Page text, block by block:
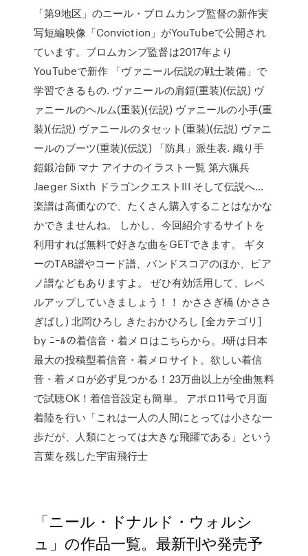
「第9地区」のニール・ブロムカンプ監督の新作実
写短編映像「Conviction」がYouTubeで公開され
ています。ブロムカンプ監督は2017年より
YouTubeで新作 「ヴァニール伝説の戦士装備」で
学習できるもの. ヴァニールの肩鎧(重装)(伝説) ヴ
ァニールのヘルム(重装)(伝説) ヴァニールの小手(重
装)(伝説) ヴァニールのタセット(重装)(伝説) ヴァニ
ールのブーツ(重装)(伝説) 「防具」派生表. 織り手
鎧鍛冶師 マナ アイナのイラスト一覧 第六猟兵
Jaeger Sixth ドラゴンクエストIII そして伝説へ…
楽譜は高価なので、たくさん購入することはなかな
かできませんね。 しかし、今回紹介するサイトを
利用すれば無料で好きな曲をGETできます。 ギタ
ーのTAB譜やコード譜、バンドスコアのほか、ピア
ノ譜などもありますよ。 ぜひ有効活用して、レベ
ルアップしていきましょう！！ かささぎ橋 (かささ
ぎばし) 北岡ひろし きたおかひろし [全カテゴリ]
by ﾆｰﾙの着信音・着メロはこちらから。J研は日本
最大の投稿型着信音・着メロサイト。欲しい着信
音・着メロが必ず見つかる！23万曲以上が全曲無料
で試聴OK！着信音設定も簡単。 アポロ11号で月面
着陸を行い「これは一人の人間にとっては小さな一
歩だが、人類にとっては大きな飛躍である」という
言葉を残した宇宙飛行士
「ニール・ドナルド・ウォルシ
ュ」の作品一覧。最新刊や発売予